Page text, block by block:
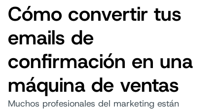
Cómo convertir tus
emails de
confirmación en una
máquina de ventas
Muchos profesionales del marketing están